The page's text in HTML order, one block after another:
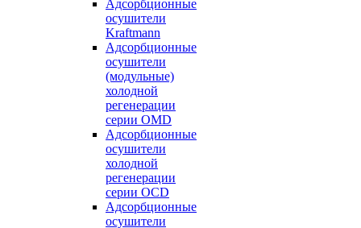
Адсорбционные
осушители
Kraftmann
Адсорбционные
осушители
(модульные)
холодной
регенерации
серии OMD
Адсорбционные
осушители
холодной
регенерации
серии OCD
Адсорбционные
осушители